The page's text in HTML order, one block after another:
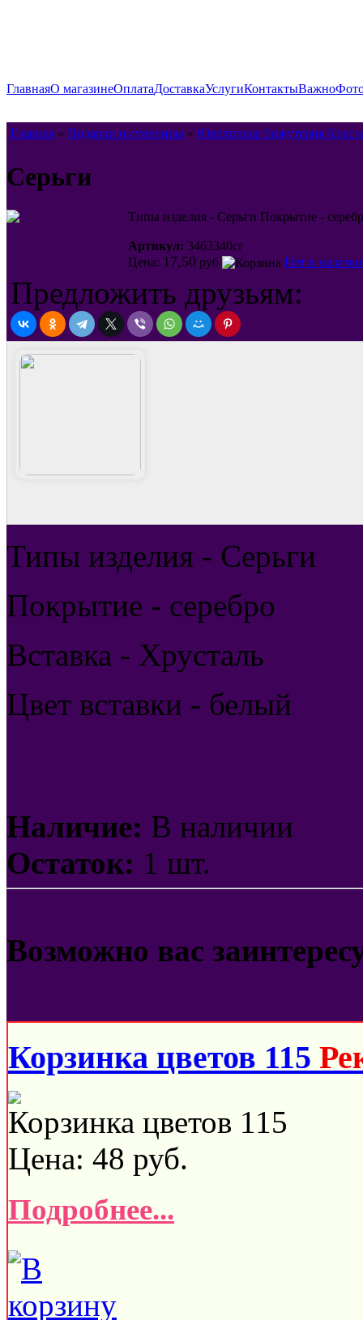
ГлавнаяО магазинеОплатаДоставкаУслугиКонтактыВажно
Главная » Подарки и сувениры » Ювелирная бижутерия
Серьги
Типы изделия - Серьги Покрытие -
Артикул: 3463340сг
Цена: 17,50 руб Нет в
Предложить друзьям:
Типы изделия - Серьги
Покрытие - серебро
Вставка - Хрусталь
Цвет вставки - белый
Наличие: В наличии
Остаток: 1 шт.
Возможно вас
Корзинка цветов 115
Корзинка цветов 115
Цена: 48 руб.
Подробнее...